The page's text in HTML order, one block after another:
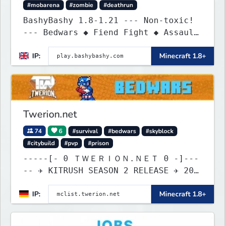
#mobarena
#zombie #deathrun
BashyBashy 1.8-1.21 --- Non-toxic!
--- Bedwars ◆ Fiend Fight ◆ Assault
Course
IP:
Minecraft 1.8+
Twerion.net
74 6 #survival #bedwars
#skyblock
#citybuild
#pvp #prison
-----[- 0 ＴＷＥＲＩＯＮ.ＮＥＴ 0 -]---
-- ✈ KITRUSH SEASON 2 RELEASE ✈ 20%
IP:
Minecraft 1.8+